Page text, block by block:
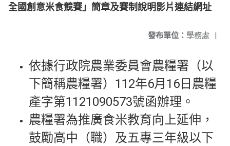
全國創意米食競賽」簡章及賽制說明影片連結網址
發布單位： 學務處 |
依據行政院農業委員會農糧署（以
下簡稱農糧署）112年6月16日農糧
產字第1121090573號函辦理。
農糧署為推廣食米教育向上延伸，
鼓勵高中（職）及五專三年級以下